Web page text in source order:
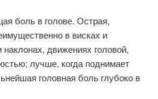
боль в голове. Острая,
в висках и
движениях головой,
лучше, когда поднимает
головная боль глубоко в